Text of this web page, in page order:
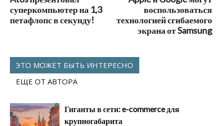
суперкомпьютер на 1,3
петафлопс в секунду!
воспользоваться
технологией сгибаемого
экрана от Samsung
ЭТО МОЖЕТ БЫТЬ ИНТЕРЕСНО
ЕЩЕ ОТ АВТОРА
Гиганты в сети: e-commerce для
крупногабарита